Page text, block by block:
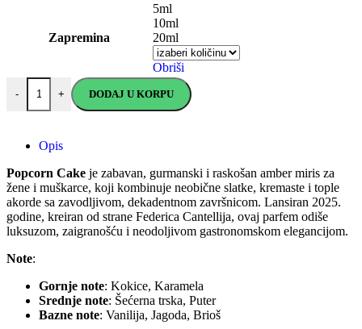
Zapremina
5ml
10ml
20ml
Obriši
- + DODAJ U KORPU
Opis
Popcorn Cake je zabavan, gurmanski i raskošan amber miris za
žene i muškarce, koji kombinuje neobične slatke, kremaste i tople
akorde sa zavodljivom, dekadentnom završnicom. Lansiran 2025.
godine, kreiran od strane Federica Cantellija, ovaj parfem odiše
luksuzom, zaigranošću i neodoljivom gastronomskom elegancijom.
Note:
Gornje note: Kokice, Karamela
Srednje note: Šećerna trska, Puter
Bazne note: Vanilija, Jagoda, Brioš